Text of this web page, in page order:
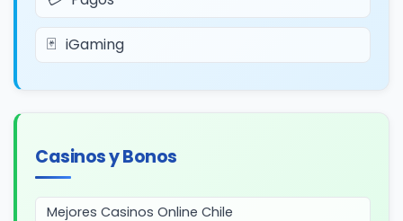
iGaming
Casinos y Bonos
Mejores Casinos Online Chile